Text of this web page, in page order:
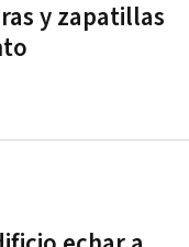
y zapatillas